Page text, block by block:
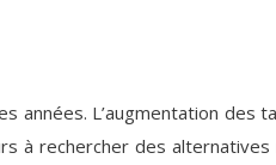
L’augmentation des
rechercher des